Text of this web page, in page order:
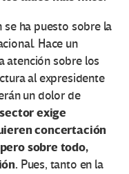
se ha puesto sobre la
Hace un
atención sobre los
al expresidente
un dolor de
exige
concertación
sobre todo,
Pues, tanto en la